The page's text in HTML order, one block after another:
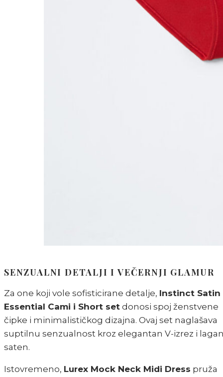
SENZUALNI DETALJI I VEČERNJI GLAMUR
Za one koji vole sofisticirane detalje, Instinct Satin
Essential Cami i Short set donosi spoj ženstvene
čipke i minimalističkog dizajna. Ovaj set naglašava
suptilnu senzualnost kroz elegantan V-izrez i
saten.
Istovremeno, Lurex Mock Neck Midi Dress pruža